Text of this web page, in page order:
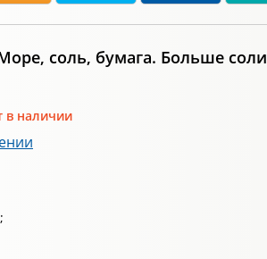
соль, бумага. Больше соли
в наличии
;